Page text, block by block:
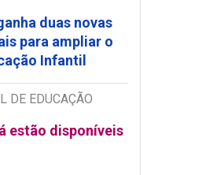
duas novas
para ampliar o
Infantil
DE EDUCAÇÃO
estão disponíveis